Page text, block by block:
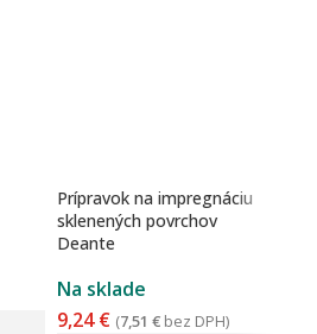
Prípravok na impregnáciu
sklenených povrchov
Deante
Na sklade
9,24€ (7,51 € bez DPH)